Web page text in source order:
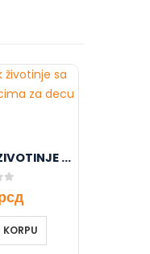
DRVENI MOZAIK ZIVOTINJE TK089 107/74374-50